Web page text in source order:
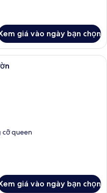
giá vào ngày bạn chọn
Premium, quang cảnh vườn
cỡ queen
giá vào ngày bạn chọn